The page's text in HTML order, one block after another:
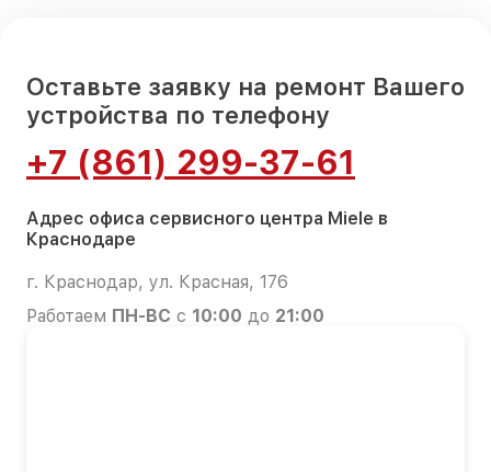
Оставьте заявку на ремонт Вашего
устройства по телефону
+7 (861) 299-37-61
Адрес офиса сервисного центра Miele в
Краснодаре
г. Краснодар, ул. Красная, 176
Работаем ПН-ВС с 10:00 до 21:00